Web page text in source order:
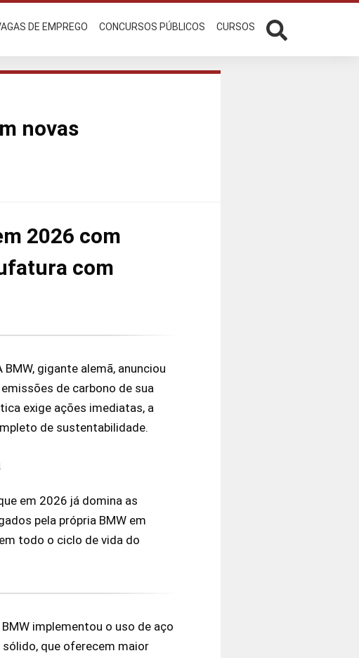
DE EMPREGO CONCURSOS PÚBLICOS CURSOS
novas
2026 com
com
gigante alemã, anunciou
de carbono de sua
exige ações imediatas, a
de sustentabilidade.
em 2026 já domina as
pela própria BMW em
todo o ciclo de vida do
implementou o uso de aço
que oferecem maior